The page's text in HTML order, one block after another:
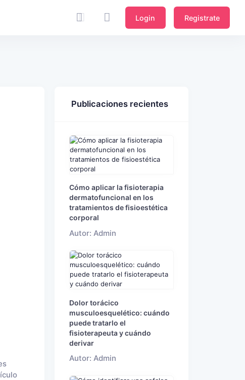
Login Registrate
Publicaciones recientes
Cómo aplicar la fisioterapia
dermatofuncional en los
tratamientos de fisioestética
corporal
Autor: Admin
Dolor torácico
musculoesquelético: cuándo
puede tratarlo el
fisioterapeuta y cuándo
derivar
Autor: Admin